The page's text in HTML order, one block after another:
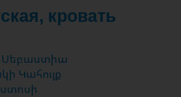
кровать
Սեբաստիա
Կահույք